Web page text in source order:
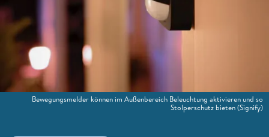
Bewegungsmelder können im Außenbereich Beleuchtung aktivieren und so
Stolperschutz bieten(Signify)